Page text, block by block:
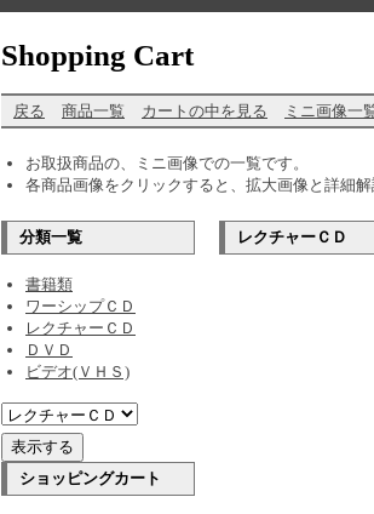
Shopping Cart
戻る 商品一覧 カートの中を見る ミニ画像一
お取扱商品の、ミニ画像での一覧です。
各商品画像をクリックすると、拡大画像と詳細
分類一覧
書籍類
ワーシップＣＤ
レクチャーＣＤ
ＤＶＤ
ビデオ(ＶＨＳ)
ショッピングカート
レクチャーＣＤ